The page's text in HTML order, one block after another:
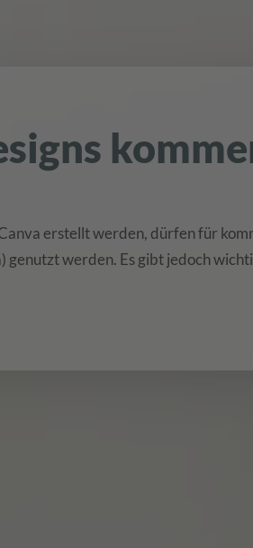
erstellt werden, dürfen für
genutzt werden. Es gibt jedoch